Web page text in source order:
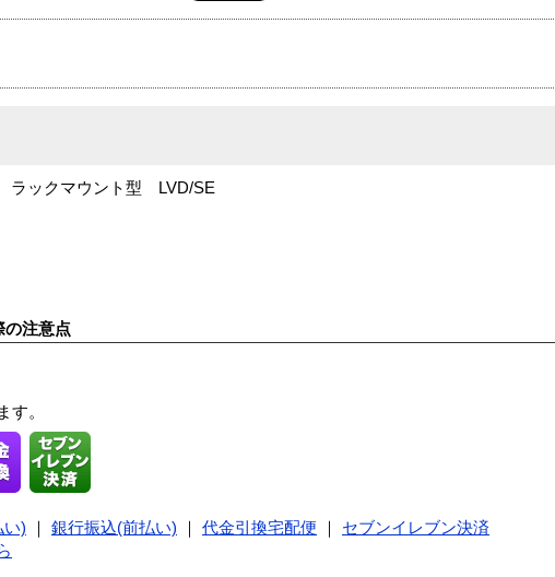
ラックマウント型 LVD/SE
の注意点
す。
い) 銀行振込(前払い) 代金引換宅配便
セブンイレブン決済